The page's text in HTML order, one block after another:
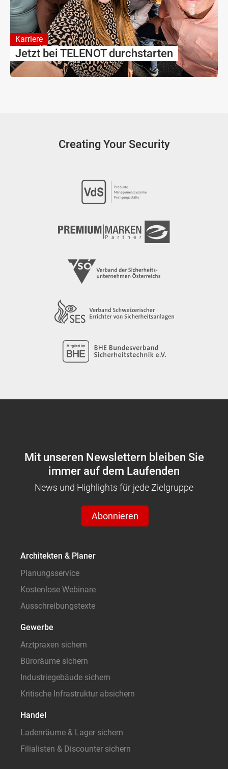
Karriere
Jetzt bei TELENOT durchstarten
Creating Your Security
Mit unseren Newslettern bleiben Sie
immer auf dem Laufenden
News und Highlights für jede Zielgruppe
Abonnieren
Architekten & Planer
Planungsservice
Kostenlose Webinare
Ausschreibungstexte
Gewerbe
Arztpraxen sichern
Büroräume sichern
Industriegebäude sichern
Kritische Infrastruktur absichern
Handel
Ladenräume & Lager sichern
Filialisten & Discounter sichern